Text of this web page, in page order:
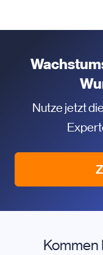
Nutze jetzt
Kommen